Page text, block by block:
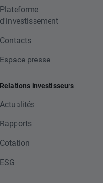
Plateforme
d'investissement
Contacts
Espace presse
Relations investisseurs
Actualités
Rapports
Cotation
ESG